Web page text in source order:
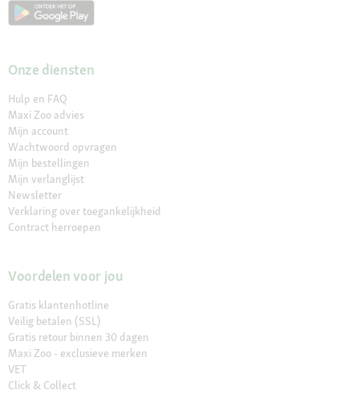
Onze diensten
Hulp en FAQ
Maxi Zoo advies
Mijn account
Wachtwoord opvragen
Mijn bestellingen
Mijn verlanglijst
Newsletter
Verklaring over toegankelijkheid
Contract herroepen
Voordelen voor jou
Gratis klantenhotline
Veilig betalen (SSL)
Gratis retour binnen 30 dagen
Maxi Zoo - exclusieve merken
VET
Click & Collect